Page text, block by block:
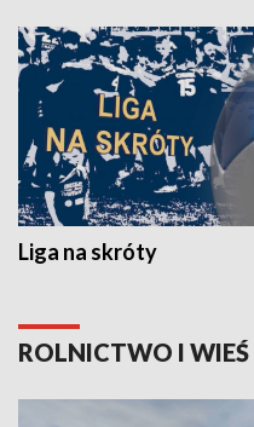
Liga na skróty
ROLNICTWO I WIEŚ